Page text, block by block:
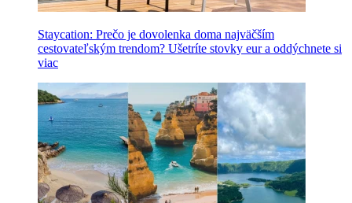
Staycation: Prečo je dovolenka doma najväčším
cestovateľským trendom? Ušetríte stovky eur a oddýchnete si
viac